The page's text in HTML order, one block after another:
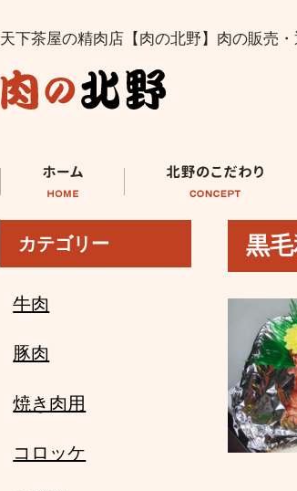
天下茶屋の精肉店【肉の北野】肉の販売
黒
カテゴリー
牛肉
豚肉
焼き肉用
コロッケ